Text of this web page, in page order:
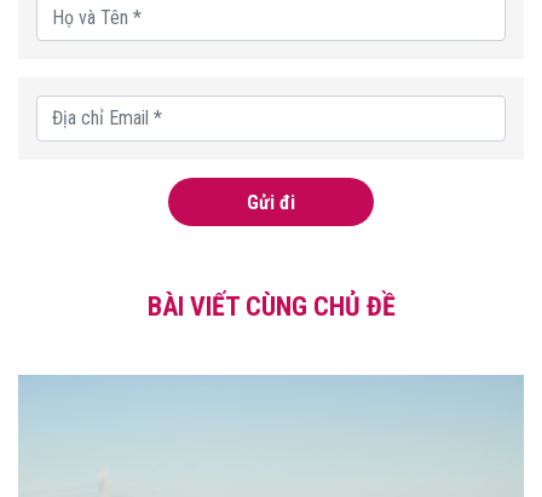
Gửi đi
BÀI VIẾT CÙNG CHỦ ĐỀ